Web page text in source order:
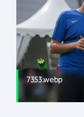
7353.webp